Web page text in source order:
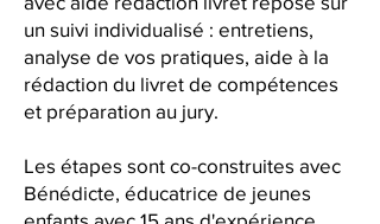
un suivi individualisé : entretiens,
analyse de vos pratiques, aide à la
rédaction du livret de compétences
et préparation au jury.
Les étapes sont co-construites avec
Bénédicte, éducatrice de jeunes